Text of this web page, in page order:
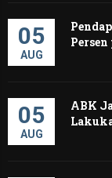
05
AUG
05
AUG
ABK